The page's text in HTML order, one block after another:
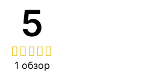
5
1 обзор